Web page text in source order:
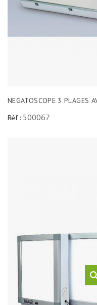
NEGATOSCOPE 3 PLAGES
Réf : 500067